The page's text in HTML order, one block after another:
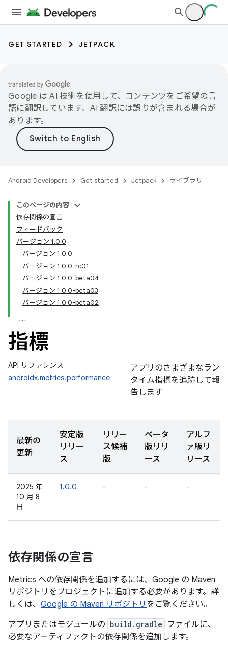
GET STARTED JETPACK
Google は AI 技術を使用して、コンテンツをご希望の言
語に翻訳しています。AI 翻訳には誤りが含まれる場合が
あります。
Android Developers Get started Jetpack ライブラリ
このページの内容
依存関係の宣言
フィードバック
バージョン 1.0.0
バージョン 1.0.0
バージョン 1.0.0-rc01
バージョン 1.0.0-beta04
バージョン 1.0.0-beta03
バージョン 1.0.0-beta02
指標
API リファレンス
androidx.metrics.performance
アプリのさまざまなラン
タイム指標を追跡して報
告します
最新の
更新
安定版
リリー
ス
リリー
ス候補
版
ベータ
版リリ
ース
アルフ
ァ版リ
リース
2025 年
10 月 8
日
1.0.0 - - -
依存関係の宣言
Metrics への依存関係を追加するには、Google の Maven
リポジトリをプロジェクトに追加する必要があります。詳
しくは、 Google の Maven リポジトリ をご覧ください。
アプリまたはモジュールの build.gradle
ファイルに、
必要なアーティファクトの依存関係を追加します。